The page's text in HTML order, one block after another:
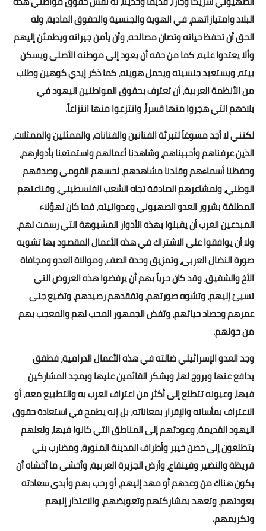
البلاد وامتيازاتهم، في الهوية والجنسية والحقوق المادية، وله
الحق أن تحفظ حياته وتصان مصالحه، وأن يأمن جيرانه ويطمئن إليهم
وألا يعتدوا عليه، كما من حقه أن يعود إلى موطنه الأصلي ويسكن
بيته، ويستعيد جنسيته ويحمل هويته، كما ذكر إيدي كوهين وطلب
من الأنظمة العربية، أن تعترف بحقوق المواطنين اليهود في
بلادهم التي هجروا منها قسراً، وانتزعوا منها انتزاعاً.
لكنني لا أجد مسوغاً لتبرئة الفنانين والفنانات، والممثلين والممثلات،
الذين عرفناهم وأحببناهم، وشاهدنا أعمالهم واستمتعنا بأدوارهم،
وحفظنا أسماءهم وقلدنا مشاهدهم، لحسهم القومي وصدقهم
الوطني، ولمشاعرهم الصادقة تجاه الشعب الفلسطيني، وقناعتهم
المطلقة بشرور العدو الصهيوني وعدوانيته، فما كان لهؤلاء
المبدعين العرب أن يقبلوا بهذه الأدوار المشبوهة التي رسمت لهم،
ولا أن يوافقوا على الاشتراك في هذه الأعمال المقصود بها تشويه
صورة النضال العربي، وتمزيق وحدة الصف، وموالاة العدو ومجافاة
الأخ والشقيق، وقد كان حرياً بهم أن يرفضوا هذه العروض التي
تسيئ إليهم، وتشوه صورتهم، وتفقدهم رصيدهم، وتضيع جنى
عمرهم وحصاد حياتهم، وتفض الجمهور المحب لهم والمعجب بهم
من حولهم.
وجد العدو الإسرائيلي ضالته في هذه الأعمال الدرامية، فطفق
يدافع عنها ويروج لها، ويشكر القائمين عليها ويمجد المشاركين
فيها، وعيونه تتطلع إلى أكثر من اعتراف العرب به والتطبيع معه، أو
الاعتراف بمأساته والإقرار بمعاناته، بل إنه يطمح في استعادة حقوق
اليهود القديمة، وعودتهم إلى المناطق التي كانوا فيها، ولعلهم
يتطلعون إلى حصن خيبر وأطراف المدينة المنورة، ومضارب بني
قريظة والنضير وقينقاع، وأرض الجزيرة العربية، وأخشى ما أخشاه أن
يكون هناك من وعدهم أو مهد إليهم، أو رحب بهم وأبدى سعادته
بعودتهم، وتعهد بمشاركتهم وتعويضهم، والاعتذار إليهم
وتكريمهم.